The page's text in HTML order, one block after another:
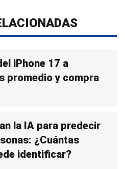
iPhone 17 a
promedio y compra
la IA para predecir
¿Cuántas
identificar?